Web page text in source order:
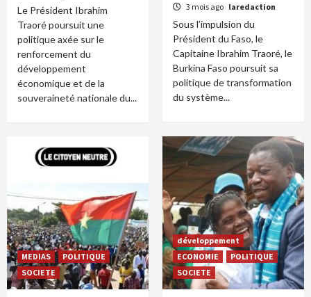
Le Président Ibrahim
Traoré poursuit une
politique axée sur le
renforcement du
développement
économique et de la
souveraineté nationale du...
3 mois ago laredaction
Sous l’impulsion du
Président du Faso, le
Capitaine Ibrahim Traoré, le
Burkina Faso poursuit sa
politique de transformation
du système...
MEDIAS
POLITIQUE
SOCIETE
développement
ECONOMIE
POLITIQUE
SOCIETE